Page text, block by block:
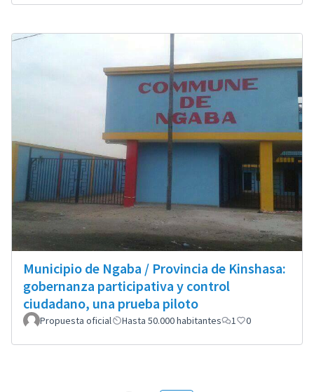
Municipio de Ngaba / Provincia de Kinshasa:
gobernanza participativa y control
ciudadano, una prueba piloto
Propuesta oficial Hasta 50.000 habitantes 1 0